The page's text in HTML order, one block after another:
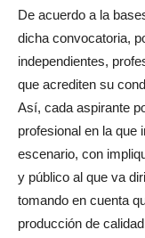
De acuerdo a la
dicha convocatoria,
independientes,
que acrediten su
Así, cada aspirante
profesional en la que
escenario, con
y público al que va
tomando en cuenta
producción de